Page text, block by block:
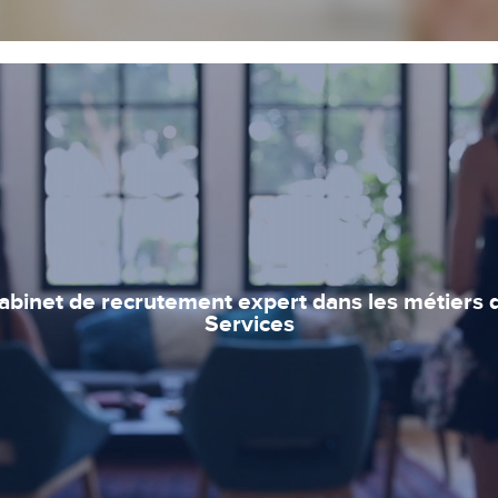
de recrutement expert dans les métiers
Services